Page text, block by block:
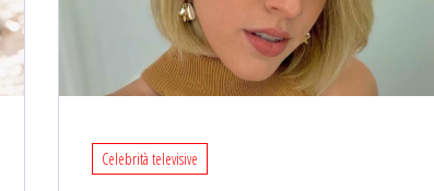
Celebrità televisive